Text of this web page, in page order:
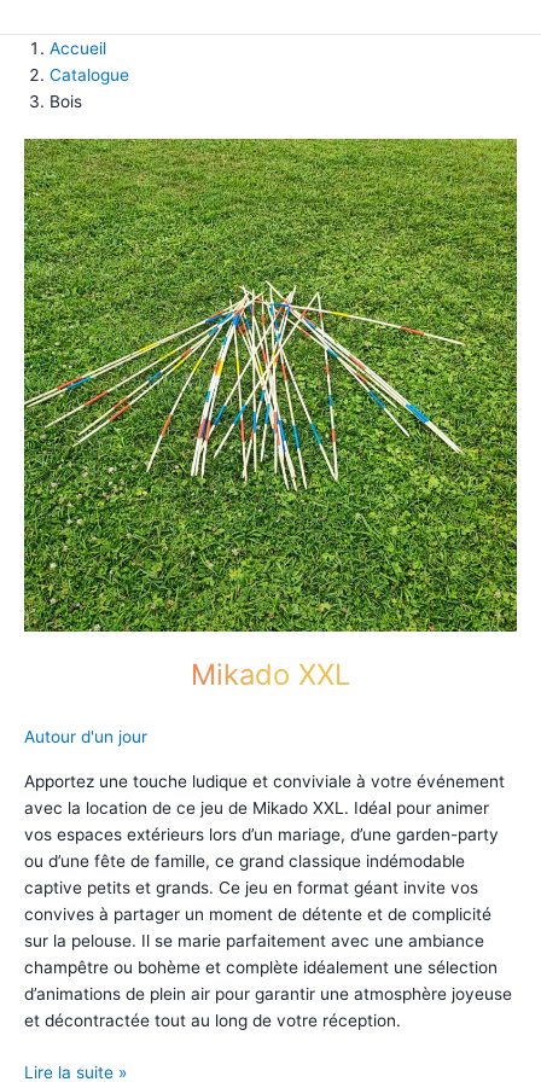
Accueil
Catalogue
Bois
Mikado XXL
Autour d'un jour
Apportez une touche ludique et conviviale à votre événement
avec la location de ce jeu de Mikado XXL. Idéal pour animer
vos espaces extérieurs lors d’un mariage, d’une garden-party
ou d’une fête de famille, ce grand classique indémodable
captive petits et grands. Ce jeu en format géant invite vos
convives à partager un moment de détente et de complicité
sur la pelouse. Il se marie parfaitement avec une ambiance
champêtre ou bohème et complète idéalement une sélection
d’animations de plein air pour garantir une atmosphère joyeuse
et décontractée tout au long de votre réception.
Mikado
Lire la suite »